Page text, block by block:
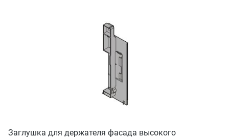
Заглушка для держателя фасада высокого